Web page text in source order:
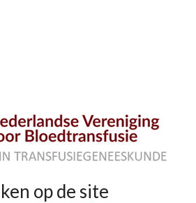
op de site